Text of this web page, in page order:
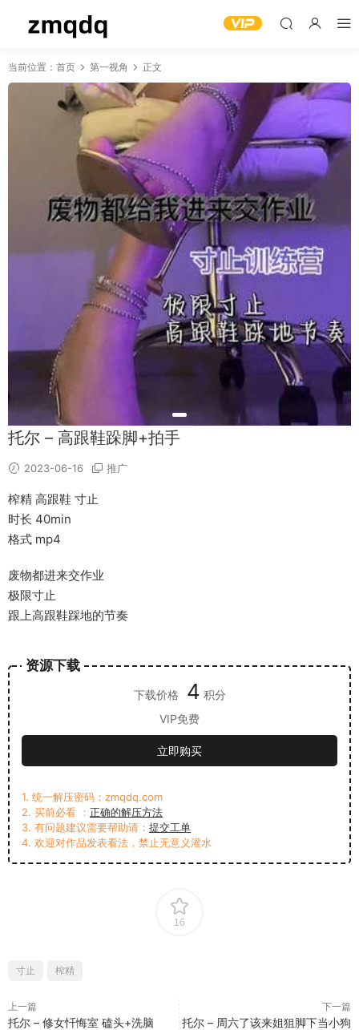
当前位置： 首页 第一视角 正文
托尔 – 高跟鞋跺脚+拍手
2023-06-16 推广
榨精 高跟鞋 寸止
时长 40min
格式 mp4
废物都进来交作业
极限寸止
跟上高跟鞋踩地的节奏
资源下载
下载价格 4 积分
VIP免费
立即购买
1. 统一解压密码：zmqdq.com
2. 买前必看 ： 正确的解压方法
3. 有问题建议需要帮助请： 提交工单
4. 欢迎对作品发表看法，禁止无意义灌水
16
寸止 榨精
上一篇
托尔 – 修女忏悔室 磕头+洗脑
下一篇
托尔 – 周六了该来姐狙脚下当小狗